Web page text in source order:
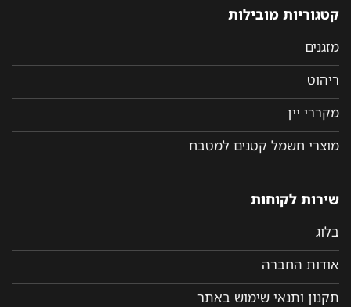
קטגוריות מובילות
מזגנים
ריהוט
מקררי יין
מוצרי חשמל קטנים למטבח
שירות לקוחות
בלוג
אודות החברה
תקנון ותנאי שימוש באתר